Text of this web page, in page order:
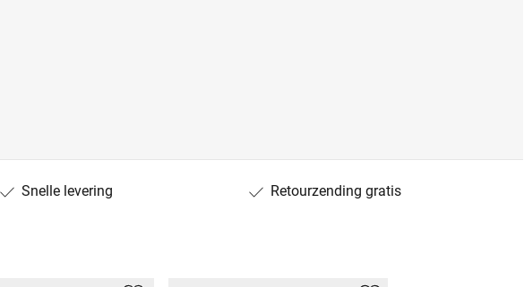
Snelle levering Retourzending gratis